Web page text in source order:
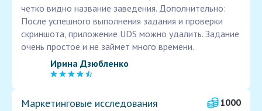
четко видно название заведения. Дополнительно:
После успешного выполнения задания и проверки
скриншота, приложение UDS можно удалить. Задание
очень простое и не займет много времени.
Ирина Дзюбленко
Маркетинговые исследования
1000